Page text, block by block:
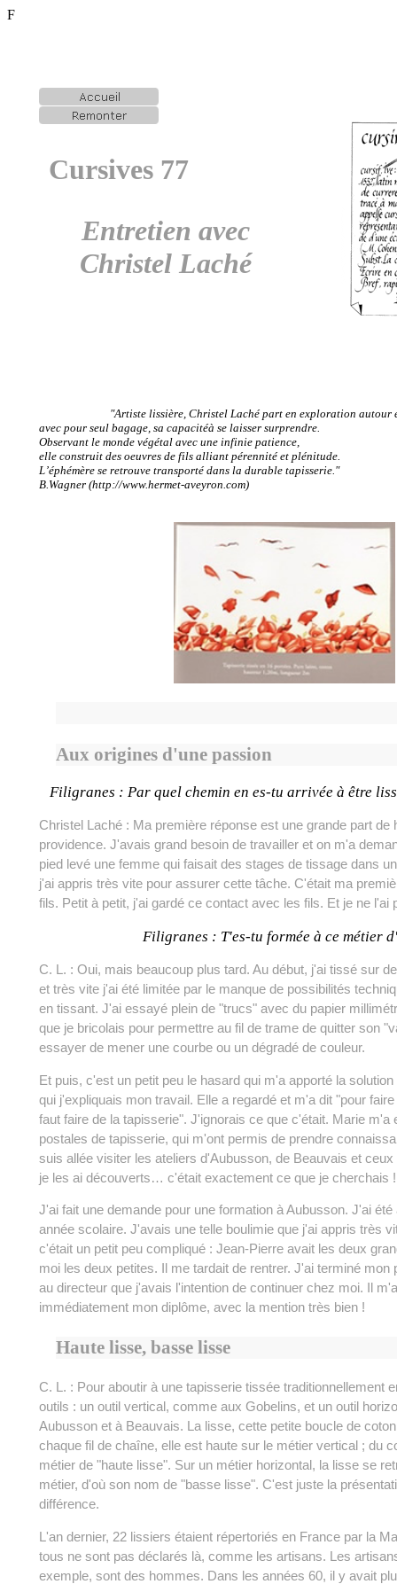
F
Cursives 77
Entretien avec
Christel Laché
"Artiste lissière, Christel Laché part en exploration autour
avec pour seul bagage, sa capacitéà se laisser surprendre.
Observant le monde végétal avec une infinie patience,
elle construit des oeuvres de fils alliant pérennité et plénitude.
L’éphémère se retrouve transporté dans la durable tapisserie."
B.Wagner (http://www.hermet-aveyron.com)
Aux origines d'une passion
Filigranes : Par quel chemin en es-tu arrivée à être
Christel Laché : Ma première réponse est une grande part de
providence. J'avais grand besoin de travailler et on m'a
pied levé une femme qui faisait des stages de tissage dans
j'ai appris très vite pour assurer cette tâche. C'était ma
fils. Petit à petit, j'ai gardé ce contact avec les fils. Et je ne l'ai
Filigranes : T'es-tu formée à ce métier
C. L. : Oui, mais beaucoup plus tard. Au début, j'ai tissé sur
et très vite j'ai été limitée par le manque de possibilités
en tissant. J'ai essayé plein de "trucs" avec du papier
que je bricolais pour permettre au fil de trame de quitter son
essayer de mener une courbe ou un dégradé de couleur.
Et puis, c'est un petit peu le hasard qui m'a apporté la
qui j'expliquais mon travail. Elle a regardé et m'a dit "pour
faut faire de la tapisserie". J'ignorais ce que c'était. Marie m'a
postales de tapisserie, qui m'ont permis de prendre
suis allée visiter les ateliers d'Aubusson, de Beauvais et
je les ai découverts… c'était exactement ce que je cherchais !
J'ai fait une demande pour une formation à Aubusson. J'ai
année scolaire. J'avais une telle boulimie que j'ai appris très
c'était un petit peu compliqué : Jean-Pierre avait les deux
moi les deux petites. Il me tardait de rentrer. J'ai terminé mon
au directeur que j'avais l'intention de continuer chez moi. Il
immédiatement mon diplôme, avec la mention très bien !
Haute lisse, basse lisse
C. L. : Pour aboutir à une tapisserie tissée traditionnellement
outils : un outil vertical, comme aux Gobelins, et un outil
Aubusson et à Beauvais. La lisse, cette petite boucle de
chaque fil de chaîne, elle est haute sur le métier vertical ; du
métier de "haute lisse". Sur un métier horizontal, la lisse se
métier, d'où son nom de "basse lisse". C'est juste la
différence.
L'an dernier, 22 lissiers étaient répertoriés en France par la
tous ne sont pas déclarés là, comme les artisans. Les
exemple, sont des hommes. Dans les années 60, il y avait